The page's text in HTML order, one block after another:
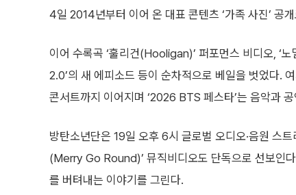
4일 2014년부터 이어 온 대표 콘텐츠 ‘가족 사진’ 공
이어 수록곡 ‘훌리건(Hooligan)’ 퍼포먼스 비디오, ‘
2.0’의 새 에피소드 등이 순차적으로 베일을 벗었다.
콘서트까지 이어지며 ‘2026 BTS 페스타’는 음악과
방탄소년단은 19일 오후 6시 글로벌 오디오·음원 스
(Merry Go Round)’ 뮤직비디오도 단독으로 선보인
를 버텨내는 이야기를 그린다.